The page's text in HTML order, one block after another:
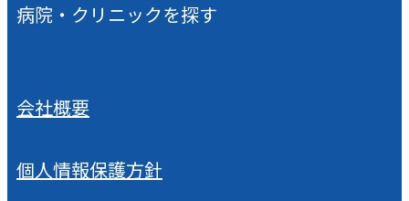
病院・クリニックを探す
会社概要
個人情報保護方針